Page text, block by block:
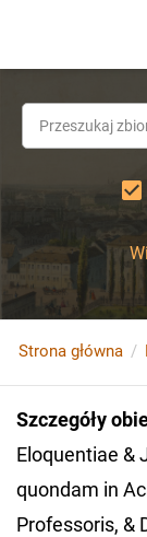
Strona główna
Szczegóły
Eloquentiae &
quondam in
Professoris, &